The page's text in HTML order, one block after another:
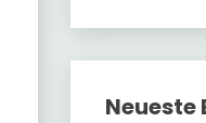
Neueste